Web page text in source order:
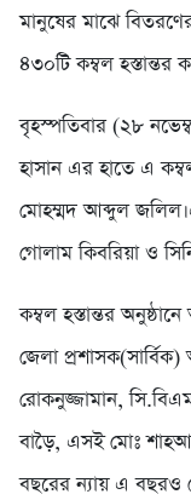
মানুষের মাঝে
৪৩০টি কম্বল হস্তান্তর
বৃহস্পতিবার (২৮
হাসান এর হাতে এ
মোহম্মদ আব্দুল
গোলাম কিবরিয়া ও
কম্বল হস্তান্তর
জেলা
রোকনুজ্জামান,
বাড়ৈ, এসই মোঃ
বছরের ন্যায় এ বছরও